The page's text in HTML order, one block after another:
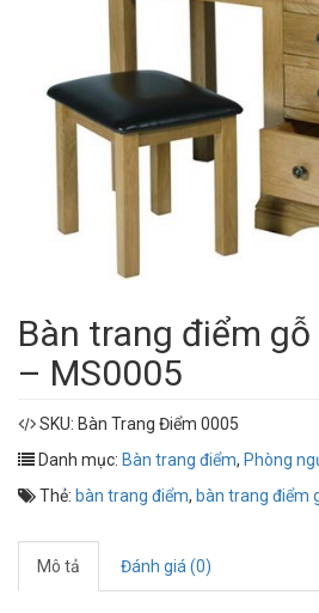
Bàn trang điểm
– MS0005
SKU: Bàn Trang Điểm 0005
Danh mục: Bàn trang điểm, Phòng
Thẻ: bàn trang điểm, bàn trang điểm
Mô tả Đánh giá (0)